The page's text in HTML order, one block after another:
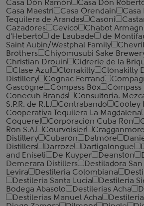
Casa Don Ramon Casa Don
Casa Maestri
Casa Orendain Casa
Tequilera de Arandas
Casoni
Cazadores
Cevico Chabot
d'Heberto
de Laubade de
Saint Aubin/Westphal Family
Brothers
Chiyomusubi Sake
Christian Drouin
Cidrerie de la
Clase Azul
Clonakilty Clonakilty
Distillery
Cognac Ferrand
Gascogne
Compass Box
Compass
Conecuh Brands
Consultoria.
S.P.R. de R.L.
Contrabando
Cooley
Cooperativa Tequilera La Magdalena
Coquerel
Corporacion Cuba Ron
Ron S.A.
Courvoisier Cragganmore
Distillery
Cubaron Dalmore
Distillers
Darroze Dartigalongue
and Eniseli
De Kuyper Deanston
Demerara Distillers
Destiladora
Levira
Destileria Colombiana
Destileria Santa Lucia
Destileria
Bodega Abasolo
Destilerias Acha
Destilerias Manuel Acha